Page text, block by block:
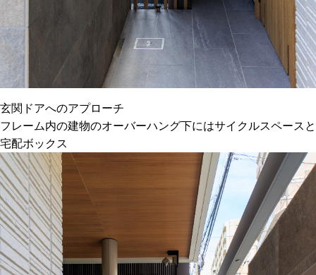
玄関ドアへのアプローチ
フレーム内の建物のオーバーハング下にはサイクルスペースと
宅配ボックス